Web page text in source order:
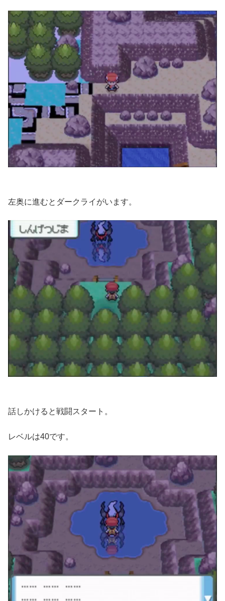
左奥に進むとダークライがいます。
話しかけると戦闘スタート。
レベルは40です。